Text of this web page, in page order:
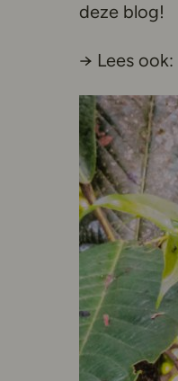
deze blog!
→ Lees ook: